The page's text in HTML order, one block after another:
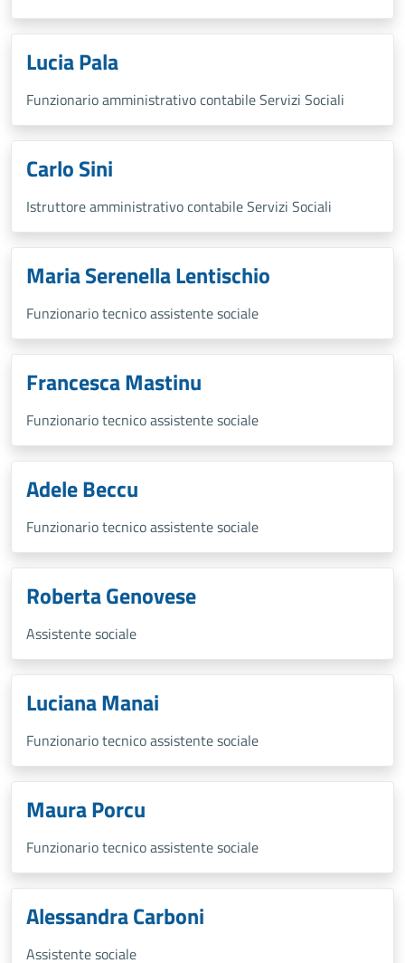
Lucia Pala
Funzionario amministrativo contabile Servizi Sociali
Carlo Sini
Istruttore amministrativo contabile Servizi Sociali
Maria Serenella Lentischio
Funzionario tecnico assistente sociale
Francesca Mastinu
Funzionario tecnico assistente sociale
Adele Beccu
Funzionario tecnico assistente sociale
Roberta Genovese
Assistente sociale
Luciana Manai
Funzionario tecnico assistente sociale
Maura Porcu
Funzionario tecnico assistente sociale
Alessandra Carboni
Assistente sociale